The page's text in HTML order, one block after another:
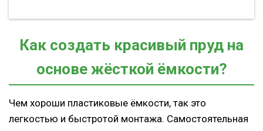
Как создать красивый пруд на
основе жёсткой ёмкости?
Чем хороши пластиковые ёмкости, так это
легкостью и быстротой монтажа. Самостоятельная